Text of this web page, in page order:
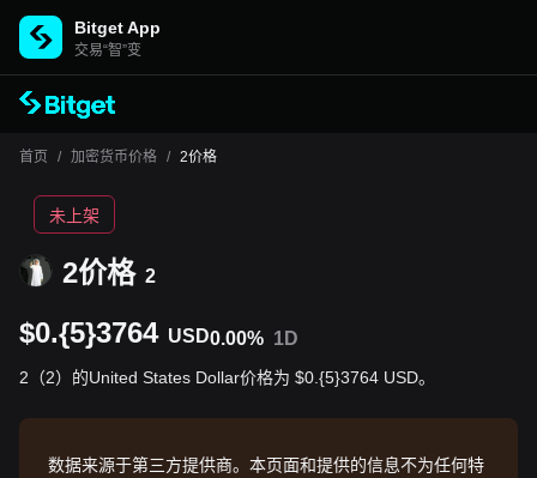
Bitget App
交易“智”变
首页 / 加密货币价格 / 2价格
2价格 2
未上架
$0.{5}3764 USD0.00% 1D
2（2）的United States Dollar价格为 $0.{5}3764 USD。
数据来源于第三方提供商。本页面和提供的信息不为任何特